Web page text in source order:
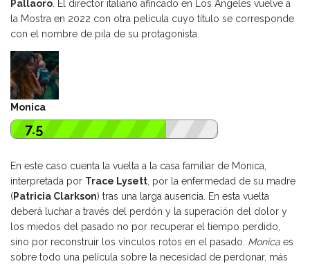
Pallaoro. El director italiano afincado en Los Ángeles vuelve a
la Mostra en 2022 con otra película cuyo título se corresponde
con el nombre de pila de su protagonista.
Monica
7.5
En este caso cuenta la vuelta a la casa familiar de Monica,
interpretada por Trace Lysett, por la enfermedad de su madre
(Patricia Clarkson) tras una larga ausencia. En esta vuelta
deberá luchar a través del perdón y la superación del dolor y
los miedos del pasado no por recuperar el tiempo perdido,
sino por reconstruir los vínculos rotos en el pasado. Monica es
sobre todo una película sobre la necesidad de perdonar, más